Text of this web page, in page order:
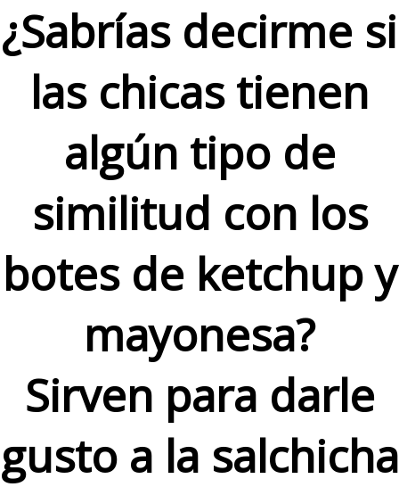
¿Sabrías decirme si
las chicas tienen
algún tipo de
similitud con los
botes de ketchup y
mayonesa?
Sirven para darle
gusto a la salchicha